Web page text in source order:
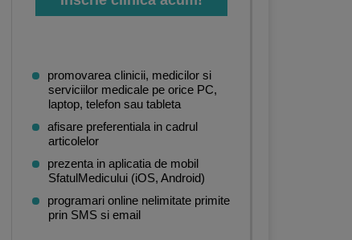
promovarea clinicii, medicilor si
serviciilor medicale pe orice PC,
laptop, telefon sau tableta
afisare preferentiala in cadrul
articolelor
prezenta in aplicatia de mobil
SfatulMedicului (iOS, Android)
programari online nelimitate primite
prin SMS si email